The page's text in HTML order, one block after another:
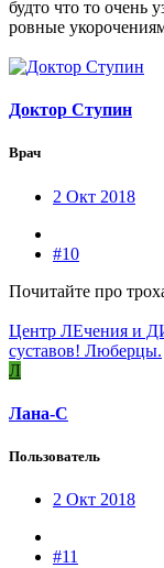
будто что то очень
ровные
Доктор Ступин
Врач
2 Окт 2018
#10
Почитайте про
Центр ЛЕчения и
суставов! Люберцы.
Л
Лана-С
Пользователь
2 Окт 2018
#11